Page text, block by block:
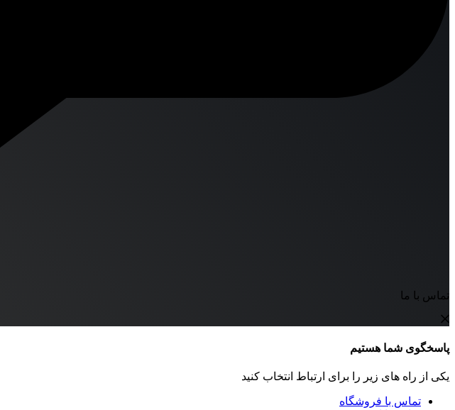
تماس با ما
پاسخگوی شما هستیم
یکی از راه های زیر را برای ارتباط انتخاب کنید
تماس با فروشگاه